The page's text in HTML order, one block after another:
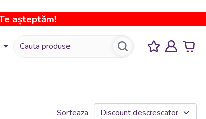
așteptăm!
Sorteaza